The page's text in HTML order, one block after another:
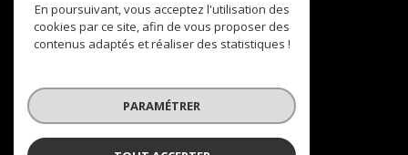
Cookies
© 2026 | Tous droits réservés
Réalisé par
En poursuivant, vous acceptez l'utilisation des
cookies par ce site, afin de vous proposer des
contenus adaptés et réaliser des statistiques !
PARAMÉTRER